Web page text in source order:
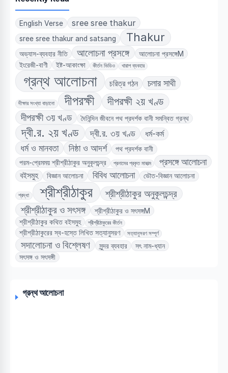
English Verse sree sree thakur
sree sree thakur and satsang Thakur
অভ্যাস-ব্যবহার নীতি আলোচনা প্রসঙ্গে
আলোচনা প্রসঙ্গেM
ইংরেজী-বাণী
ইষ্ট-আকাংক্ষা কীর্তন ভিডিও খারাপ ব্যবহার
গ্রন্থ আলোচনা চরিত্র গঠন চলার সাথী
দীক্ষার সংখ্যা বাড়ানো দীপরক্ষী দীপরক্ষী ২য় খণ্ড
দীপরক্ষী ৩য় খণ্ড দৈনিন্দিন জীবনে পথ প্রদর্শক বানী সমন্বিত গ্রন্থ
দ্বী.র. ২য় খণ্ড দ্বী.র. ৩য় খণ্ড ধর্ম-কর্ম
ধর্ম ও মানবতা নিষ্ঠা ও আদর্শ
পথ প্রদর্শক বানী
পরম-প্রেমময় শ্রীশ্রীঠাকুর অনুকূলচন্দ্র
প্রনামের প্রকৃত মাহাত্ম প্রসঙ্গে আলোচনা
বইসমুহ বিজ্ঞান আলোচনা বিবিধ আলোচনা ভৌত-বিজ্ঞান আলোচনা
শ্রদ্ধা শ্রীশ্রীঠাকুর
শ্রীশ্রীঠাকুর অনুকূলচন্দ্র
শ্রীশ্রীঠাকুর ও সৎসঙ্গ
শ্রীশ্রীঠাকুর ও সৎসঙ্গM
শ্রীশ্রীঠাকুর কথিত বইসমুহ
শ্রীশ্রীঠাকুরের কীর্তন
শ্রীশ্রীঠাকুরের স্ব-হস্তে লিখিত সত্যানুসরণ সত্যানুসরণ সম্পূর্ণ
সদালোচনা ও বিশ্লেষণ সুন্দর ব্যবহার
সৎ নাম-ধ্যান
সৎসঙ্গ ও সৎসঙ্গী
গ্রন্থ আলোচনা